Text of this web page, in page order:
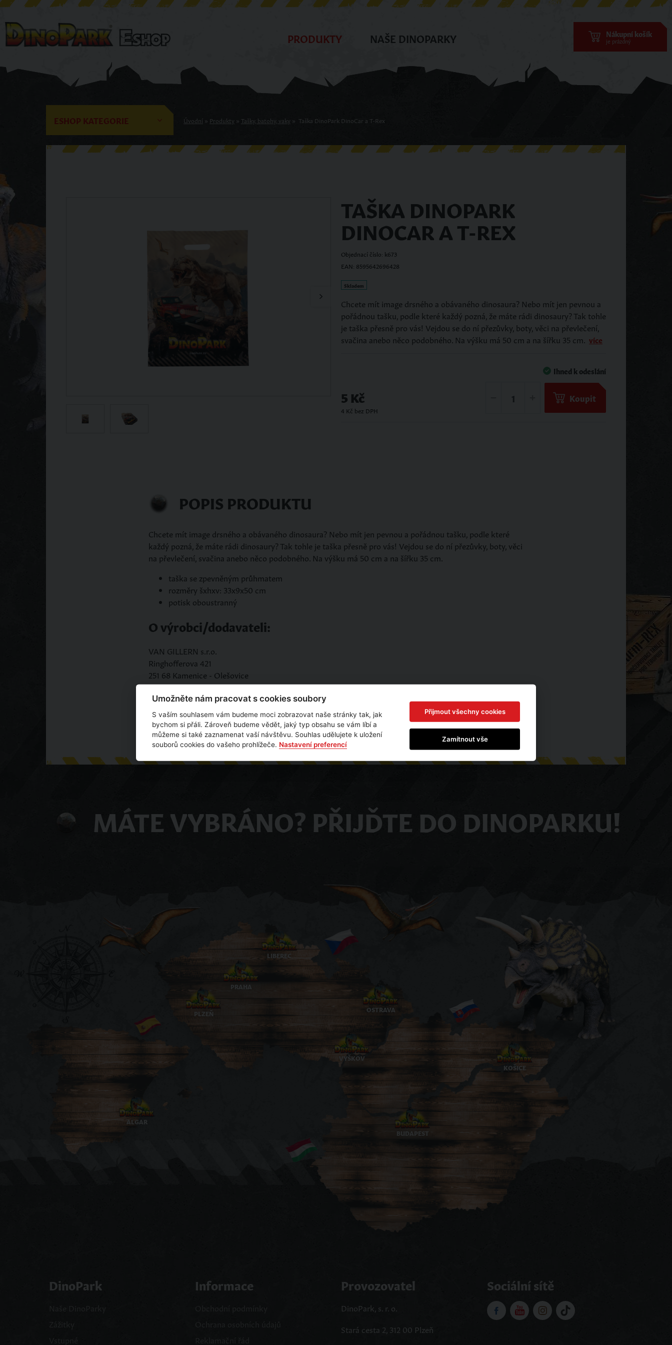
PRODUKTY NAŠE DINOPARKY Nákupní košík
je prázdný
ESHOP KATEGORIE Úvodní » Produkty » Tašky, batohy, vaky » Taška DinoPark DinoCar a T-Rex
Načítám obrázek
TAŠKA DINOPARK
DINOCAR A T-REX
Objednací číslo: k673
EAN: 8595642696428
Skladem
Chcete mít image drsného a obávaného dinosaura? Nebo mít jen pevnou a
pořádnou tašku, podle které každý pozná, že máte rádi dinosaury? Tak tohle
je taška přesně pro vás! Vejdou se do ní přezůvky, boty, věci na převlečení,
svačina anebo něco podobného. Na výšku má 50 cm a na šířku 35 cm.
více
5 Kč
4 Kč bez DPH
Ihned k odeslání
Koupit
POPIS PRODUKTU
Chcete mít image drsného a obávaného dinosaura? Nebo mít jen pevnou a pořádnou tašku, podle které
každý pozná, že máte rádi dinosaury? Tak tohle je taška přesně pro vás! Vejdou se do ní přezůvky, boty, věci
na převlečení, svačina anebo něco podobného. Na výšku má 50 cm a na šířku 35 cm.
taška se zpevněným průhmatem
rozměry šxhxv: 33x9x50 cm
potisk oboustranný
O výrobci/dodavateli:
VAN GILLERN s.r.o.
Ringhofferova 421
251 68 Kamenice - Olešovice
vangillern@vangillern.cz
MÁTE VYBRÁNO? PŘIJĎTE DO DINOPARKU!
PLZEŇ
PRAHA
LIBEREC
VYŠKOV
OSTRAVA
KOŠICE
ALGAR
BUDAPEST
DinoPark Informace Provozovatel
DinoPark, s. r. o.
Stará cesta 2, 312 00 Plzeň
Sociální sítě
Umožněte nám pracovat s cookies soubory
S vaším souhlasem vám budeme moci zobrazovat naše stránky tak, jak
bychom si přáli. Zároveň budeme vědět, jaký typ obsahu se vám líbí a
můžeme si také zaznamenat vaší návštěvu. Souhlas udělujete k uložení
souborů cookies do vašeho prohlížeče. Nastavení preferencí
Přijmout všechny cookies
Zamítnout vše